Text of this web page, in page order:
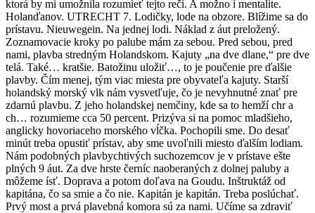
ktorá by mi umožnila rozumieť tejto reči. A možno i mentalite.
Holanďanov. UTRECHT 7. Lodičky, lode na obzore. Blížime sa do
prístavu. Nieuwegein. Na jednej lodi. Náklad z áut preložený.
Zoznamovacie kroky po palube mám za sebou. Pred sebou, pred
nami, plavba stredným Holandskom. Kajuty „na dve dlane,“ pre dve
telá. Také… kratšie. Batožinu uložiť…, to je poučenie pre ďalšie
plavby. Čím menej, tým viac miesta pre obyvateľa kajuty. Starší
holandský morský vlk nám vysvetľuje, čo je nevyhnutné znať pre
zdarnú plavbu. Z jeho holandskej nemčiny, kde sa to hemží chr a
ch… rozumieme cca 50 percent. Prizýva si na pomoc mladšieho,
anglicky hovoriaceho morského vĺčka. Pochopili sme. Do desať
minút treba opustiť prístav, aby sme uvoľnili miesto ďalším lodiam.
Nám podobných plavbychtivých suchozemcov je v prístave ešte
plných 9 áut. Za dve hrste černíc naoberaných z dolnej paluby a
môžeme ísť. Doprava a potom doľava na Goudu. Inštruktáž od
kapitána, čo sa smie a čo nie. Kapitán je kapitán. Treba poslúchať.
Prvý most a prvá plavebná komora sú za nami. Učíme sa zdraviť